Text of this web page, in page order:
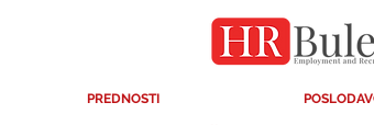
PREDNOSTI